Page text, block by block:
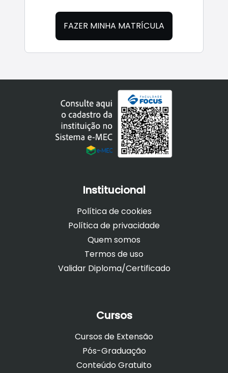
FAZER MINHA MATRÍCULA
Institucional
Política de cookies
Política de privacidade
Quem somos
Termos de uso
Validar Diploma/Certificado
Cursos
Cursos de Extensão
Pós-Graduação
Conteúdo Gratuito